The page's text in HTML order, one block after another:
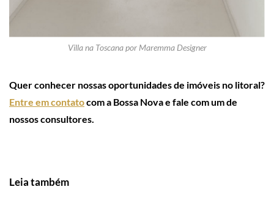
Villa na Toscana por Maremma Designer
Quer conhecer nossas oportunidades de imóveis no litoral?
Entre em contatocom a Bossa Nova e fale com um de
nossos consultores.
Leia também